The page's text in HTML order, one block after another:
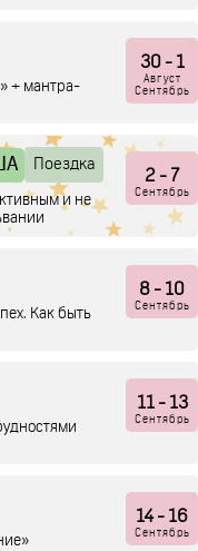
+ мантра-
30- 1
Август
Сентябрь
Поездка
и не
2 - 7
Сентябрь
Как быть
8 - 10
Сентябрь
11- 13
Сентябрь
14- 16
Сентябрь